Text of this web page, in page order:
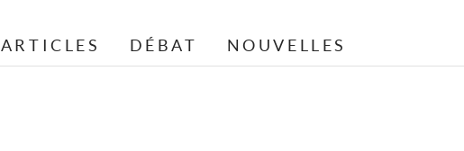
ARTICLES DÉBAT NOUVELLES